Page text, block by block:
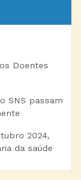
Doentes
SNS passam
2024,
da saúde